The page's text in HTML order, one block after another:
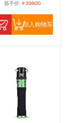
炼手价:￥39800
加入购物车